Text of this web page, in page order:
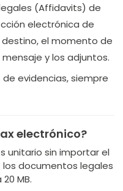
(Affidavits) de
electrónica de
el momento de
y los adjuntos.
evidencias, siempre
electrónico?
unitario sin importar el
documentos legales
MB.